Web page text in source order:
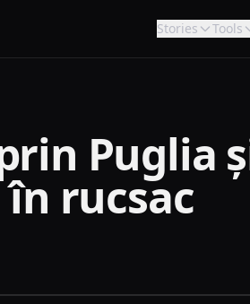
Stories Tools
Puglia
rucsac